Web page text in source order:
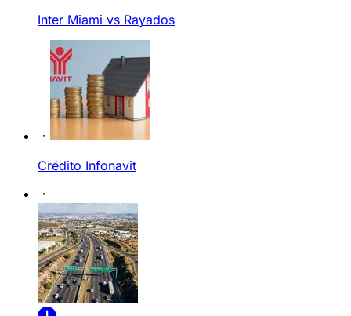
Inter Miami vs Rayados
Crédito Infonavit